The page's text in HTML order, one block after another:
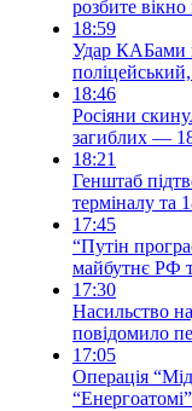
розбите
18:59
Удар КАБами
18:46
Росіяни
загиблих —
18:21
Генштаб
терміналу та
17:45
“Путін
майбутнє РФ
17:30
Насильство
повідомило
17:05
Операція